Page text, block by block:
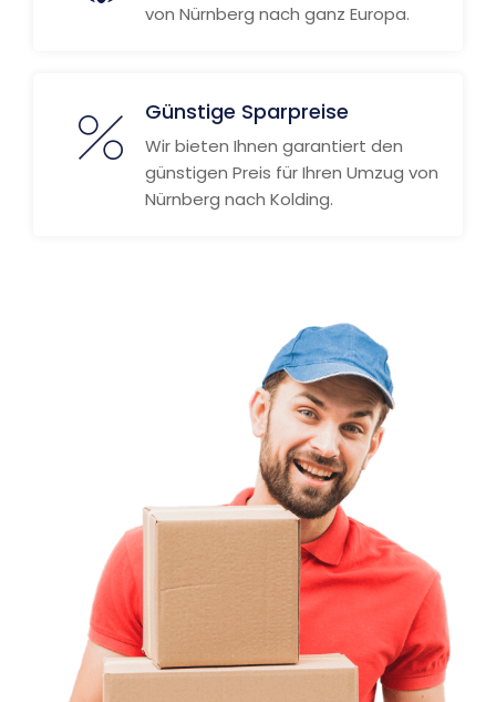
von Nürnberg nach ganz Europa.
Günstige Sparpreise
Wir bieten Ihnen garantiert den
günstigen Preis für Ihren Umzug von
Nürnberg nach Kolding.